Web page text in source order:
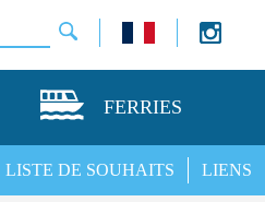
FERRIES
LIENS
LISTE DE SOUHAITS